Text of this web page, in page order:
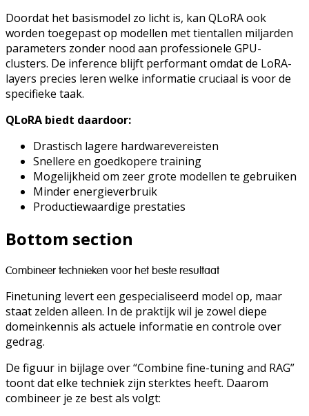
Doordat het basismodel zo licht is, kan QLoRA ook
worden toegepast op modellen met tientallen miljarden
parameters zonder nood aan professionele GPU-
clusters. De inference blijft performant omdat de LoRA-
layers precies leren welke informatie cruciaal is voor de
specifieke taak.
QLoRA biedt daardoor:
Drastisch lagere hardwarevereisten
Snellere en goedkopere training
Mogelijkheid om zeer grote modellen te gebruiken
Minder energieverbruik
Productiewaardige prestaties
Bottom section
Combineer technieken voor het beste resultaat
Finetuning levert een gespecialiseerd model op, maar
staat zelden alleen. In de praktijk wil je zowel diepe
domeinkennis als actuele informatie en controle over
gedrag.
De figuur in bijlage over “Combine fine-tuning and RAG”
toont dat elke techniek zijn sterktes heeft. Daarom
combineer je ze best als volgt: